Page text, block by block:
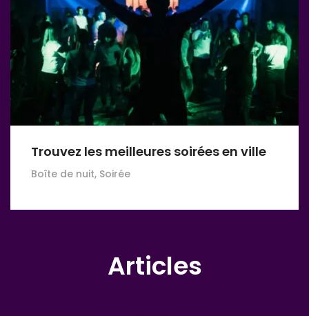
Trouvez les meilleures soirées en ville
Boîte de nuit, Soirée
Articles